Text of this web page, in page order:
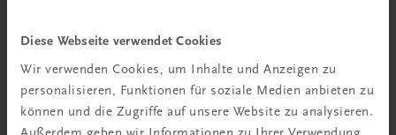
Diese Webseite verwendet Cookies
Wir verwenden Cookies, um Inhalte und Anzeigen zu
personalisieren, Funktionen für soziale Medien anbieten zu
können und die Zugriffe auf unsere Website zu analysieren.